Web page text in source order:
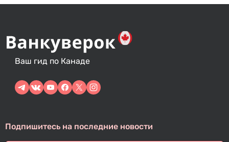
Ваш гид по Канаде
Подпишитесь на последние новости